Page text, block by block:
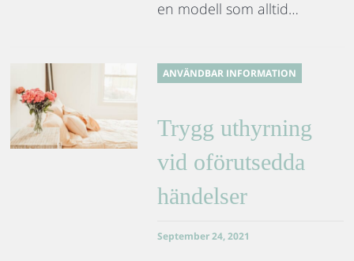
en modell som alltid…
ANVÄNDBAR INFORMATION
Trygg uthyrning
vid oförutsedda
händelser
September 24, 2021